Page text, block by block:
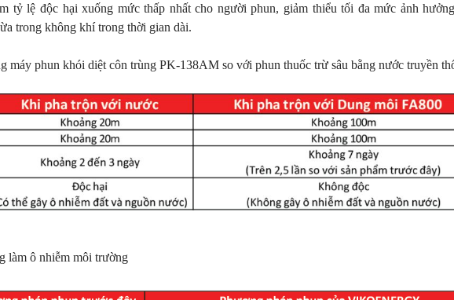
tỷ lệ độc hại xuống mức thấp nhất cho người phun, giảm thiểu tối đa mức ảnh
trong không khí trong thời gian dài.
máy phun khói diệt côn trùng PK-138AM so với phun thuốc trừ sâu bằng nước truyền
làm ô nhiễm môi trường